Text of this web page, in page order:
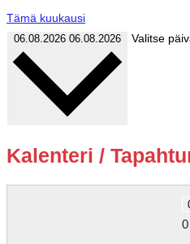
Tämä kuukausi
06.08.2026 06.08.2026 Valitse
Kalenteri /